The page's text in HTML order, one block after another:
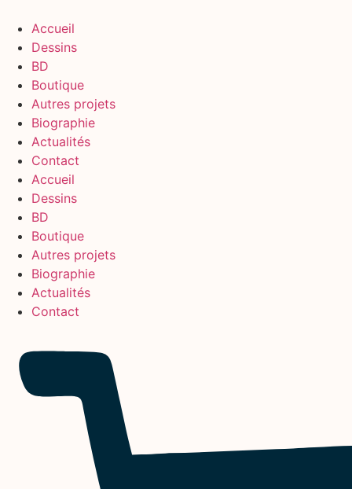
contenu
Accueil
Dessins
BD
Boutique
Autres projets
Biographie
Actualités
Contact
Accueil
Dessins
BD
Boutique
Autres projets
Biographie
Actualités
Contact